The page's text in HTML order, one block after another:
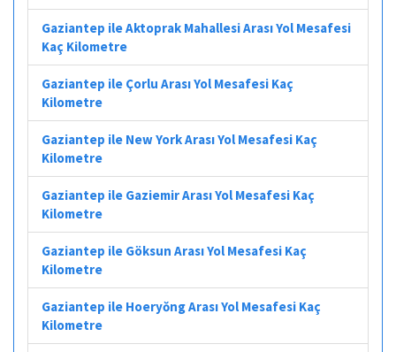
Gaziantep ile Aktoprak Mahallesi Arası Yol Mesafesi
Kaç Kilometre
Gaziantep ile Çorlu Arası Yol Mesafesi Kaç
Kilometre
Gaziantep ile New York Arası Yol Mesafesi Kaç
Kilometre
Gaziantep ile Gaziemir Arası Yol Mesafesi Kaç
Kilometre
Gaziantep ile Göksun Arası Yol Mesafesi Kaç
Kilometre
Gaziantep ile Hoeryŏng Arası Yol Mesafesi Kaç
Kilometre